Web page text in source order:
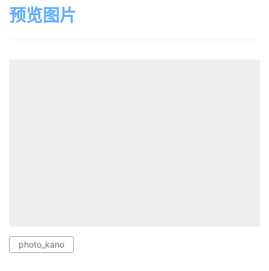
预览图片
photo_kano